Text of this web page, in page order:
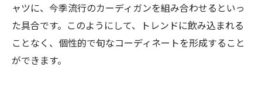
ャツに、今季流行のカーディガンを組み合わせるといっ
た具合です。このようにして、トレンドに飲み込まれる
ことなく、個性的で旬なコーディネートを形成すること
ができます。